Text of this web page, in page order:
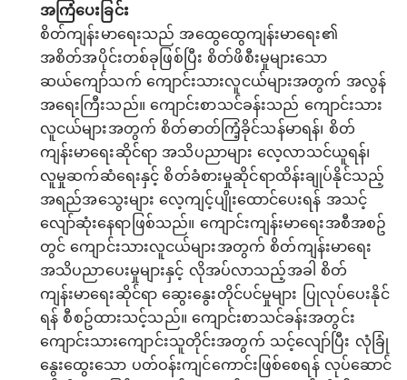
အကြံပေးခြင်း
စိတ်ကျန်းမာရေးသည် အထွေထွေကျန်းမာရေး၏
အစိတ်အပိုင်းတစ်ခုဖြစ်ပြီး စိတ်ဖိစီးမှုများသော
ဆယ်ကျော်သက် ကျောင်းသားလူငယ်များအတွက် အလွန်
အရေးကြီးသည်။ ကျောင်းစာသင်ခန်းသည် ကျောင်းသား
လူငယ်များအတွက် စိတ်ဓာတ်ကြံ့ခိုင်သန်မာရန်၊ စိတ်
ကျန်းမာရေးဆိုင်ရာ အသိပညာများ လေ့လာသင်ယူရန်၊
လူမှုဆက်ဆံရေးနှင့် စိတ်ခံစားမှုဆိုင်ရာထိန်းချုပ်နိုင်သည့်
အရည်အသွေးများ လေ့ကျင့်ပျိုးထောင်ပေးရန် အသင့်
လျော်ဆုံးနေရာဖြစ်သည်။ ကျောင်းကျန်းမာရေးအစီအစဥ်
တွင် ကျောင်းသားလူငယ်များအတွက် စိတ်ကျန်းမာရေး
အသိပညာပေးမှုများနှင့် လိုအပ်လာသည့်အခါ စိတ်
ကျန်းမာရေးဆိုင်ရာ ဆွေးနွေးတိုင်ပင်မှုများ ပြုလုပ်ပေးနိုင်
ရန် စီစဥ်ထားသင့်သည်။ ကျောင်းစာသင်ခန်းအတွင်း
ကျောင်းသားကျောင်းသူတိုင်းအတွက် သင့်လျော်ပြီး လုံခြုံ
နွေးထွေးသော ပတ်ဝန်းကျင်ကောင်းဖြစ်စေရန် လုပ်ဆောင်